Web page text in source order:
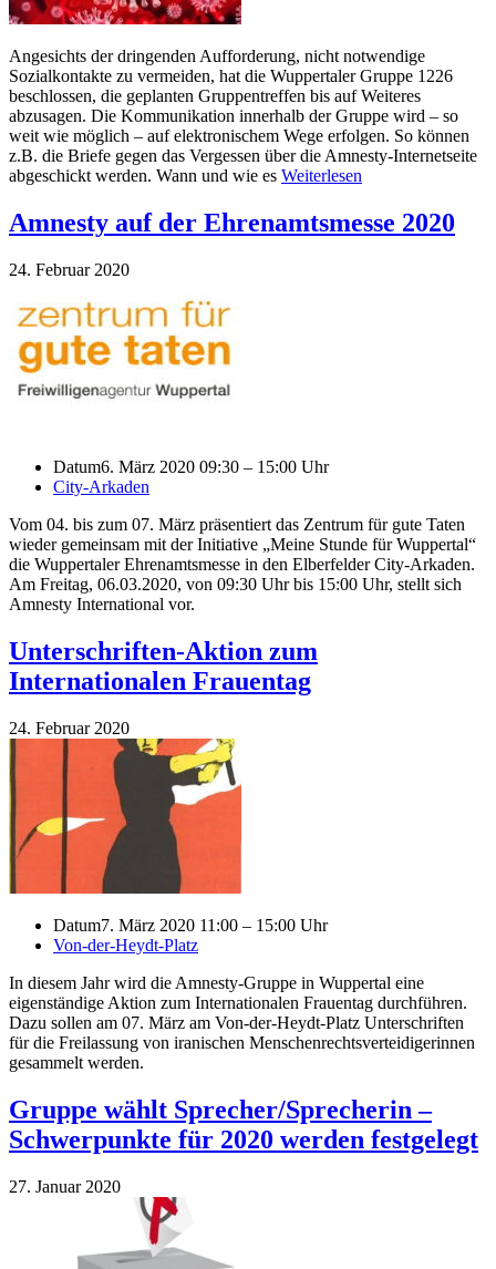
Angesichts der dringenden Aufforderung, nicht notwendige
Sozialkontakte zu vermeiden, hat die Wuppertaler Gruppe 1226
beschlossen, die geplanten Gruppentreffen bis auf Weiteres
abzusagen. Die Kommunikation innerhalb der Gruppe wird – so
weit wie möglich – auf elektronischem Wege erfolgen. So können
z.B. die Briefe gegen das Vergessen über die Amnesty-Internetseite
abgeschickt werden. Wann und wie es Weiterlesen
Amnesty auf der Ehrenamtsmesse 2020
24. Februar 2020
Datum6. März 2020 09:30 – 15:00 Uhr
City-Arkaden
Vom 04. bis zum 07. März präsentiert das Zentrum für gute Taten
wieder gemeinsam mit der Initiative „Meine Stunde für Wuppertal“
die Wuppertaler Ehrenamtsmesse in den Elberfelder City-Arkaden.
Am Freitag, 06.03.2020, von 09:30 Uhr bis 15:00 Uhr, stellt sich
Amnesty International vor.
Unterschriften-Aktion zum
Internationalen Frauentag
24. Februar 2020
Datum7. März 2020 11:00 – 15:00 Uhr
Von-der-Heydt-Platz
In diesem Jahr wird die Amnesty-Gruppe in Wuppertal eine
eigenständige Aktion zum Internationalen Frauentag durchführen.
Dazu sollen am 07. März am Von-der-Heydt-Platz Unterschriften
für die Freilassung von iranischen Menschenrechtsverteidigerinnen
gesammelt werden.
Gruppe wählt Sprecher/Sprecherin –
Schwerpunkte für 2020 werden festgelegt
27. Januar 2020